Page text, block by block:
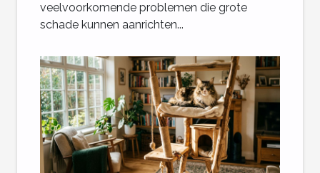
veelvoorkomende problemen die grote
schade kunnen aanrichten...